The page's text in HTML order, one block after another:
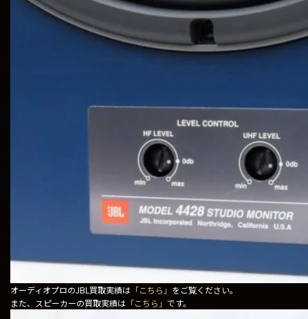
オーディオプロのJBL買取実績は 「こちら」 をご覧ください。
また、スピーカーの買取実績は 「こちら」 です。